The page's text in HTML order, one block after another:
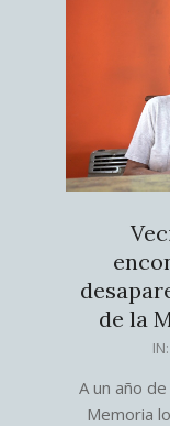
de la
20
IN:
A un año
Memoria